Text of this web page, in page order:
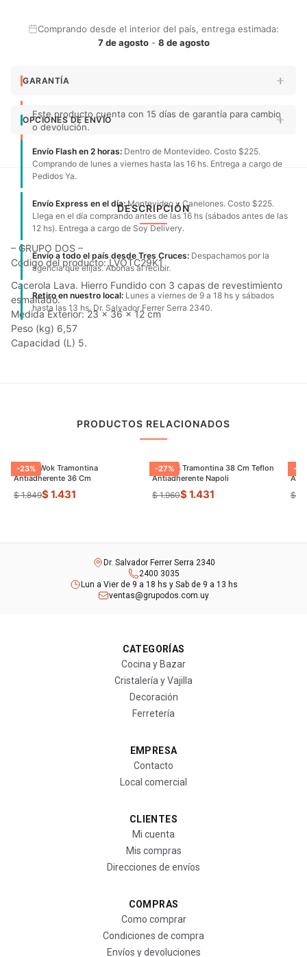
Comprando desde el interior del país, entrega estimada:
7 de agosto- 8 de agosto
GARANTÍA
Este producto cuenta con 15 días de garantía para cambio
o devolución.
OPCIONES DE ENVÍO
Envío Flash en 2 horas: Dentro de Montevideo. Costo $225.
Comprando de lunes a viernes hasta las 16 hs. Entrega a cargo de
Pedidos Ya.
Envío Express en el día:Montevideo y Canelones. Costo $225.
Llega en el día comprando antes de las 16 hs (sábados antes de las
12 hs). Entrega a cargo de Soy Delivery.
Envío a todo el país desde Tres Cruces: Despachamos por la
agencia que elijas. Abonas al recibir.
Retiro en nuestro local: Lunes a viernes de 9 a 18 hs y sábados
hasta las 13 hs. Dr. Salvador Ferrer Serra 2340.
DESCRIPCIÓN
– GRUPO DOS –
Código del producto: LVOTC29K1
Cacerola Lava. Hierro Fundido con 3 capas de revestimiento
esmaltado.
Medida Exterior: 23 x 36 x 12 cm
Peso (kg) 6,57
Capacidad (L) 5.
PRODUCTOS RELACIONADOS
-23%
Sarten Wok Tramontina
Antiadherente 36 Cm
$ 1.849$ 1.431
-27%
Paellera Tramontina 38 Cm Teflon
Antiadherente Napoli
$ 1.960$ 1.431
-
$
Dr. Salvador Ferrer Serra 2340
2400 3035
Lun a Vier de 9 a 18 hs y Sab de 9 a 13 hs
ventas@grupodos.com.uy
CATEGORÍAS
Cocina y Bazar
Cristalería y Vajilla
Decoración
Ferretería
EMPRESA
Contacto
Local comercial
CLIENTES
Mi cuenta
Mis compras
Direcciones de envíos
COMPRAS
Como comprar
Condiciones de compra
Envíos y devoluciones